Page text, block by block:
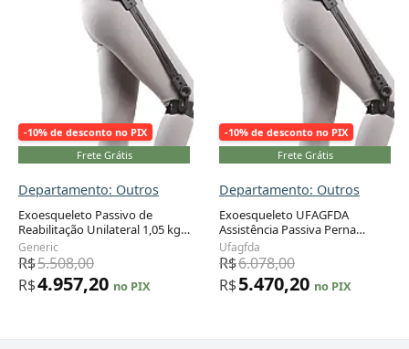
-10% de desconto no PIX
Frete Grátis
Departamento: Outros
Exoesqueleto Passivo de
Reabilitação Unilateral 1,05 kg
Fibra de Carbono 3 Níveis
Ajuste
Generic
R$5.508,00
R$4.957,20 no PIX
-10% de desconto no PIX
Frete Grátis
Departamento: Outros
Exoesqueleto UFAGFDA
Assistência Passiva Perna
Direita 1,05 kg 3 Níveis de Força
Ufagfda
R$6.078,00
R$5.470,20 no PIX